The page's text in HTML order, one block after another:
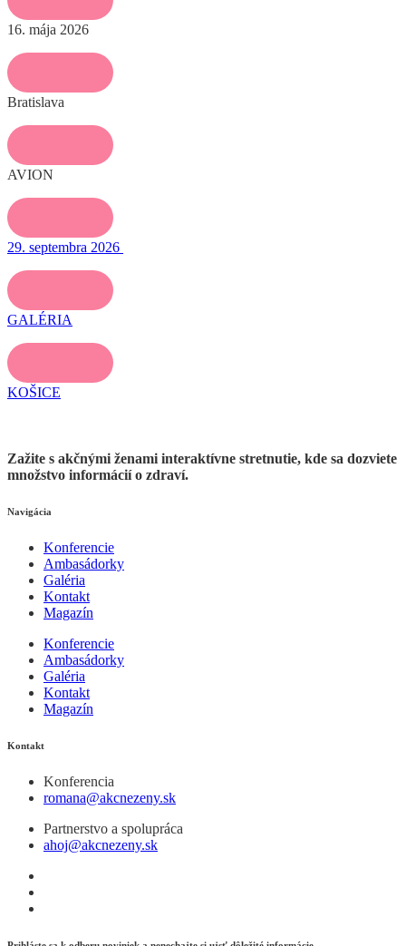
16. mája 2026
Bratislava
AVION
29. septembra 2026
GALÉRIA
KOŠICE
Zažite s akčnými ženami interaktívne stretnutie, kde sa dozviete
množstvo informácií o zdraví.
Navigácia
Konferencie
Ambasádorky
Galéria
Kontakt
Magazín
Konferencie
Ambasádorky
Galéria
Kontakt
Magazín
Kontakt
Konferencia
romana@akcnezeny.sk
Partnerstvo a spolupráca
ahoj@akcnezeny.sk